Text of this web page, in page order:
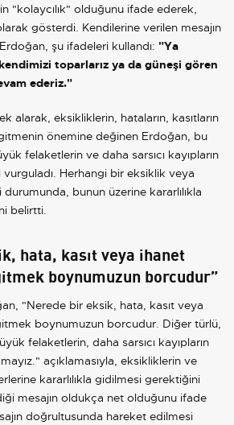
"kolaycılık" olduğunu ifade ederek,
gösterdi. Kendilerine verilen mesajın
şu ifadeleri kullandı: "Ya
toparlarız ya da güneşi gören
ederiz."
alarak, eksikliklerin, hataların, kasıtların
önemine değinen Erdoğan, bu
felaketlerin ve daha sarsıcı kayıpların
Herhangi bir eksiklik veya
bunun üzerine kararlılıkla
belirtti.
hata, kasıt veya ihanet
boynumuzun borcudur”
"Nerede bir eksik, hata, kasıt veya
boynumuzun borcudur. Diğer türlü,
felaketlerin, daha sarsıcı kayıpların
açıklamasıyla, eksikliklerin ve
kararlılıkla gidilmesi gerektiğini
mesajın oldukça net olduğunu ifade
doğrultusunda hareket edilmesi